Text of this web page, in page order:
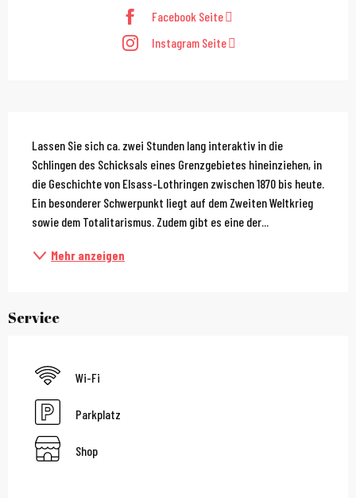
Facebook Seite
Instagram Seite
Beschreibung
Lassen Sie sich ca. zwei Stunden lang interaktiv in die
Schlingen des Schicksals eines Grenzgebietes hineinziehen, in
die Geschichte von Elsass-Lothringen zwischen 1870 bis heute.
Ein besonderer Schwerpunkt liegt auf dem Zweiten Weltkrieg
sowie dem Totalitarismus. Zudem gibt es eine der...
Mehr anzeigen
Service
Wi-Fi
Parkplatz
Shop